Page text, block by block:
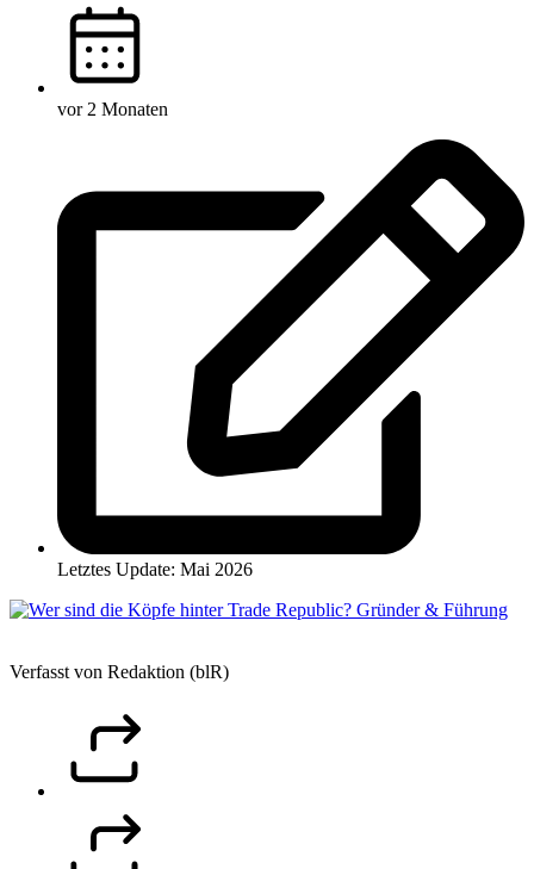
vor 2 Monaten
Letztes Update: Mai 2026
Verfasst von Redaktion (blR)